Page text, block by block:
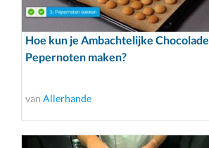
Hoe kun je Ambachtelijke Chocolade
Pepernoten maken?
van Allerhande